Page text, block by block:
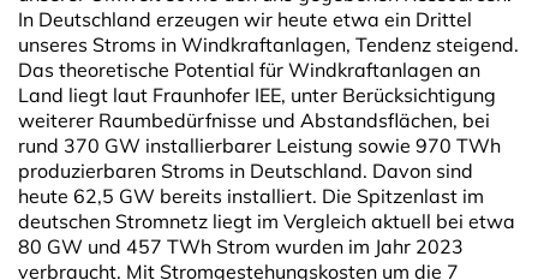
In Deutschland erzeugen wir heute etwa ein Drittel
unseres Stroms in Windkraftanlagen, Tendenz steigend.
Das theoretische Potential für Windkraftanlagen an
Land liegt laut Fraunhofer IEE, unter Berücksichtigung
weiterer Raumbedürfnisse und Abstandsflächen, bei
rund 370 GW installierbarer Leistung sowie 970 TWh
produzierbaren Stroms in Deutschland. Davon sind
heute 62,5 GW bereits installiert. Die Spitzenlast im
deutschen Stromnetz liegt im Vergleich aktuell bei etwa
80 GW und 457 TWh Strom wurden im Jahr 2023
verbraucht. Mit Stromgestehungskosten um die 7